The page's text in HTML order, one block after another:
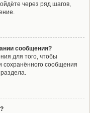
через ряд шагов,
сообщения?
для того, чтобы
сохранённого сообщения